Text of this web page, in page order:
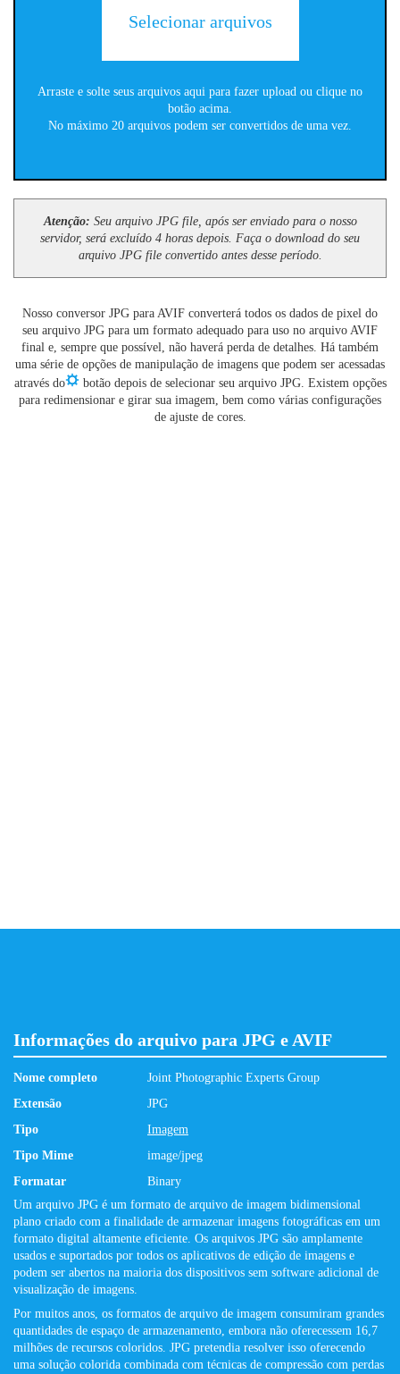
Selecionar arquivos
Arraste e solte seus arquivos aqui para fazer upload ou clique no
botão acima.
No máximo 20 arquivos podem ser convertidos de uma vez.
Atenção: Seu arquivo JPG file, após ser enviado para o nosso
servidor, será excluído 4 horas depois. Faça o download do seu
arquivo JPG file convertido antes desse período.
Nosso conversor JPG para AVIF converterá todos os dados de pixel do
seu arquivo JPG para um formato adequado para uso no arquivo AVIF
final e, sempre que possível, não haverá perda de detalhes. Há também
uma série de opções de manipulação de imagens que podem ser acessadas
através do
botão depois de selecionar seu arquivo JPG. Existem opções
para redimensionar e girar sua imagem, bem como várias configurações
de ajuste de cores.
Informações do arquivo para JPG e AVIF
Nome completo
Joint Photographic Experts Group
Extensão
JPG
Tipo
Imagem
Tipo Mime
image/jpeg
Formatar
Binary
Um arquivo JPG é um formato de arquivo de imagem bidimensional
plano criado com a finalidade de armazenar imagens fotográficas em um
formato digital altamente eficiente. Os arquivos JPG são amplamente
usados ​​e suportados por todos os aplicativos de edição de imagens e
podem ser abertos na maioria dos dispositivos sem software adicional de
visualização de imagens.
Por muitos anos, os formatos de arquivo de imagem consumiram grandes
quantidades de espaço de armazenamento, embora não oferecessem 16,7
milhões de recursos coloridos. JPG pretendia resolver isso oferecendo
uma solução colorida combinada com técnicas de compressão com perdas